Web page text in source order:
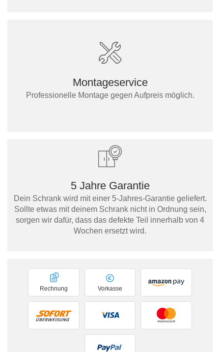
Montageservice
Professionelle Montage gegen Aufpreis möglich.
5 Jahre Garantie
Dein Schrank wird mit einer 5-Jahres-Garantie geliefert.
Sollte etwas mit deinem Schrank nicht in Ordnung sein,
sorgen wir dafür, dass das defekte Teil innerhalb von 4
Wochen ersetzt wird.
Vorkasse
Rechnung